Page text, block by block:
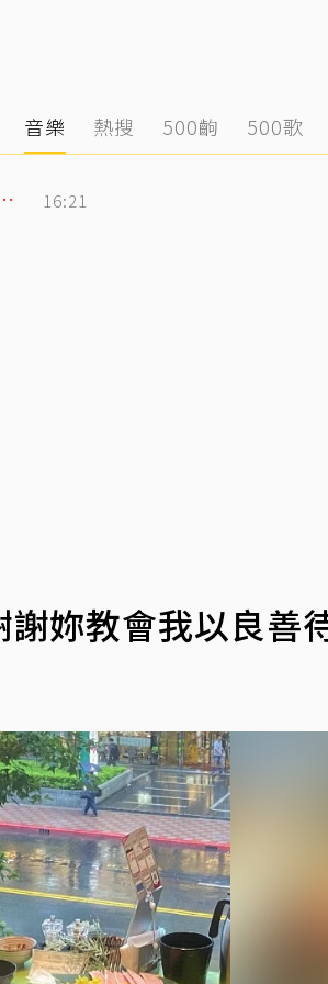
音樂 熱搜 500齣 500歌
週年活動「內部溝通出問題」 16:21
妳教會我以良善